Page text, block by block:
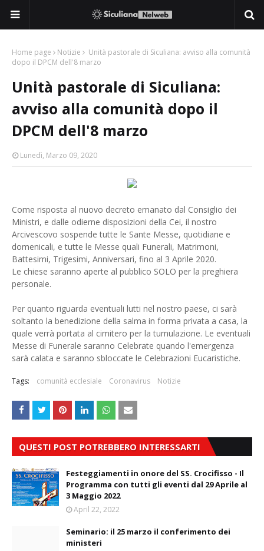
Home page Notizie
Unità pastorale di Siculiana: avviso alla comunità
dopo il DPCM dell'8 marzo
Unità pastorale di Siculiana:
avviso alla comunità dopo il
DPCM dell'8 marzo
Lunedì, Marzo 09, 2020
Come risposta al nuovo decreto emanato dal Consiglio dei
Ministri, e dalle odierne disposizioni della Cei, il nostro
Arcivescovo sospende tutte le Sante Messe, quotidiane e
domenicali, e tutte le Messe quali Funerali, Matrimoni,
Battesimi, Trigesimi, Anniversari, fino al 3 Aprile 2020.
Le chiese saranno aperte al pubblico SOLO per la preghiera
personale.
Per quanto riguarda eventuali lutti nel nostro paese, ci sarà
soltanto la benedizione della salma in forma privata a casa, la
quale verrà portata al cimitero per la tumulazione. Le eventuali
Messe di Funerale saranno Celebrate quando l'emergenza
sarà calata e saranno sbloccate le Celebrazioni Eucaristiche.
Tags: comunità ecclesiale Coronavirus Notizie
QUESTI POST POTREBBERO INTERESSARTI
Festeggiamenti in onore del SS. Crocifisso - Il
Programma con tutti gli eventi dal 29 Aprile al
3 Maggio 2022
April 22, 2022
Seminario: il 25 marzo il conferimento dei
ministeri